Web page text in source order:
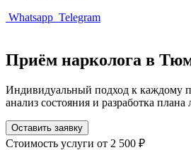
Whatsapp Telegram
Приём нарколога в
Индивидуальный подход к каждому
анализ состояния и разработка плана
Оставить заявку
Стоимость услуги от 2 500 ₽